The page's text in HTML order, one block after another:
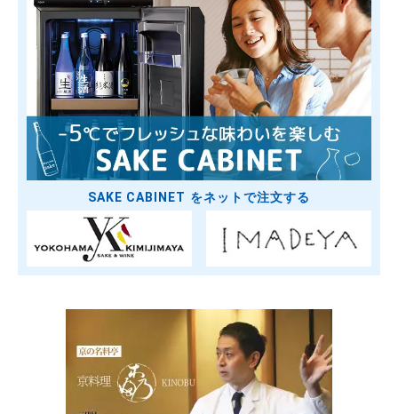
SAKE CABINET をネットで注文する